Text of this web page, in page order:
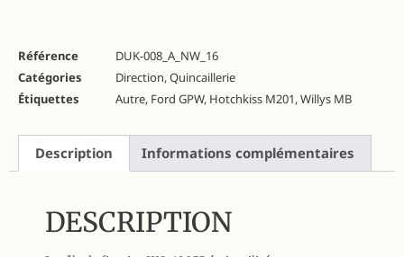
Référence
DUK-008_A_NW_16
Catégories
Direction,Quincaillerie
Étiquettes
Autre, Ford GPW, Hotchkiss M201,Willys MB
Description Informations complémentaires
DESCRIPTION